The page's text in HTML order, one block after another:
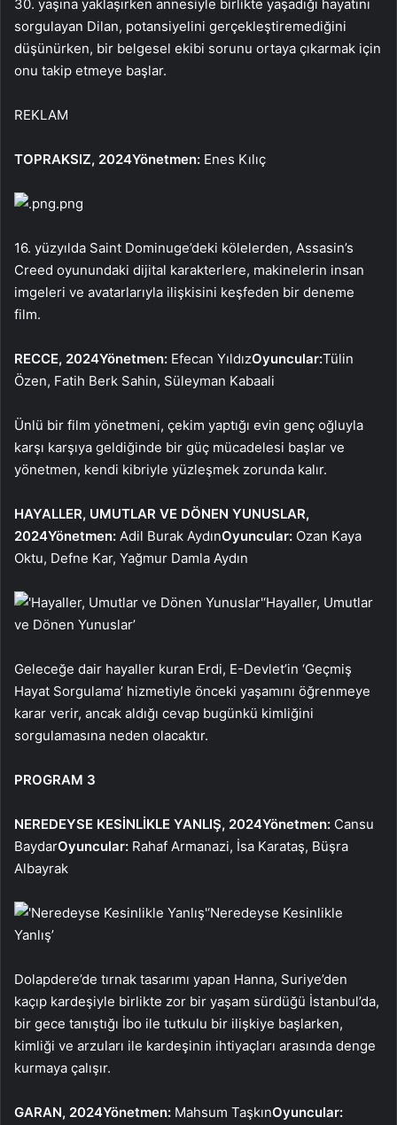
30. yaşına yaklaşırken annesiyle birlikte yaşadığı hayatını
sorgulayan Dilan, potansiyelini gerçekleştiremediğini
düşünürken, bir belgesel ekibi sorunu ortaya çıkarmak için
onu takip etmeye başlar.
REKLAM
TOPRAKSIZ, 2024Yönetmen: Enes Kılıç
.png
16. yüzyılda Saint Dominuge’deki kölelerden, Assasin’s
Creed oyunundaki dijital karakterlere, makinelerin insan
imgeleri ve avatarlarıyla ilişkisini keşfeden bir deneme
film.
RECCE, 2024Yönetmen: Efecan YıldızOyuncular:Tülin
Özen, Fatih Berk Sahin, Süleyman Kabaali
Ünlü bir film yönetmeni, çekim yaptığı evin genç oğluyla
karşı karşıya geldiğinde bir güç mücadelesi başlar ve
yönetmen, kendi kibriyle yüzleşmek zorunda kalır.
HAYALLER, UMUTLAR VE DÖNEN YUNUSLAR,
2024Yönetmen: Adil Burak AydınOyuncular: Ozan Kaya
Oktu, Defne Kar, Yağmur Damla Aydın
‘Hayaller, Umutlar
ve Dönen Yunuslar’
Geleceğe dair hayaller kuran Erdi, E-Devlet’in ‘Geçmiş
Hayat Sorgulama’ hizmetiyle önceki yaşamını öğrenmeye
karar verir, ancak aldığı cevap bugünkü kimliğini
sorgulamasına neden olacaktır.
PROGRAM 3
NEREDEYSE KESİNLİKLE YANLIŞ, 2024Yönetmen: Cansu
BaydarOyuncular: Rahaf Armanazi, İsa Karataş, Büşra
Albayrak
‘Neredeyse Kesinlikle
Yanlış’
Dolapdere’de tırnak tasarımı yapan Hanna, Suriye’den
kaçıp kardeşiyle birlikte zor bir yaşam sürdüğü İstanbul’da,
bir gece tanıştığı İbo ile tutkulu bir ilişkiye başlarken,
kimliği ve arzuları ile kardeşinin ihtiyaçları arasında denge
kurmaya çalışır.
GARAN, 2024Yönetmen: Mahsum TaşkınOyuncular: